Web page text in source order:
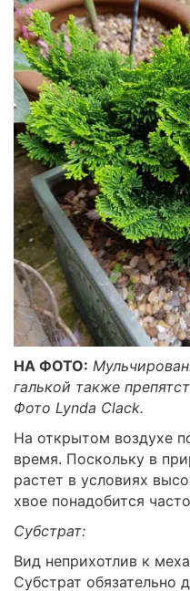
НА ФОТО:
галькой также
Фото Lynda Clack.
На открытом воздухе
время. Поскольку в
растет в условиях
хвое понадобится
Субстрат:
Вид неприхотлив к
Субстрат обязательно